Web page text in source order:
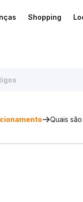
Shopping
Quais